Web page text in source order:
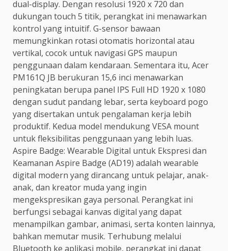
dual-display. Dengan resolusi 1920 x 720 dan
dukungan touch 5 titik, perangkat ini menawarkan
kontrol yang intuitif. G-sensor bawaan
memungkinkan rotasi otomatis horizontal atau
vertikal, cocok untuk navigasi GPS maupun
penggunaan dalam kendaraan. Sementara itu, Acer
PM161Q JB berukuran 15,6 inci menawarkan
peningkatan berupa panel IPS Full HD 1920 x 1080
dengan sudut pandang lebar, serta keyboard pogo
yang disertakan untuk pengalaman kerja lebih
produktif. Kedua model mendukung VESA mount
untuk fleksibilitas penggunaan yang lebih luas.
Aspire Badge: Wearable Digital untuk Ekspresi dan
Keamanan Aspire Badge (AD19) adalah wearable
digital modern yang dirancang untuk pelajar, anak-
anak, dan kreator muda yang ingin
mengekspresikan gaya personal. Perangkat ini
berfungsi sebagai kanvas digital yang dapat
menampilkan gambar, animasi, serta konten lainnya,
bahkan memutar musik. Terhubung melalui
Bluetooth ke aplikasi mobile, perangkat ini dapat